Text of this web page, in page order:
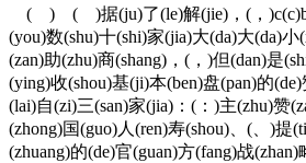
( ) ( )据(ju)了(le)解(jie)，(，
(you)数(shu)十(shi)家(jia)大(da)大(da)
(zan)助(zhu)商(shang)，(，)但(dan)是
(ying)收(shou)基(ji)本(ben)盘(pan)的
(lai)自(zi)三(san)家(jia)：(：)主(zhu)赞
(zhong)国(guo)人(ren)寿(shou)、(、)提
(zhuang)的(de)官(guan)方(fang)战